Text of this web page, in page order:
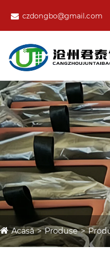
czdongbo@gmail.com
Acasă Produse